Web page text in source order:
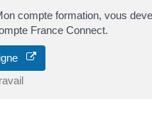
compte formation, vous
France Connect.